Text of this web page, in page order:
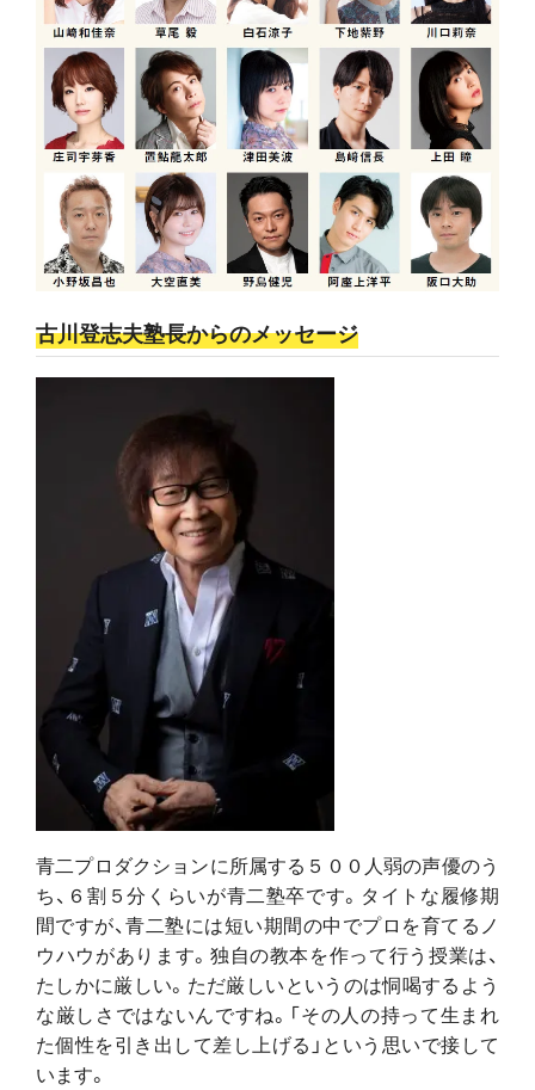
古川登志夫塾長からのメッセージ
青二プロダクションに所属する５００人弱の声優のう
ち、６割５分くらいが青二塾卒です。タイトな履修期
間ですが、青二塾には短い期間の中でプロを育てるノ
ウハウがあります。独自の教本を作って行う授業は、
たしかに厳しい。ただ厳しいというのは恫喝するよう
な厳しさではないんですね。「その人の持って生まれ
た個性を引き出して差し上げる」という思いで接して
います。